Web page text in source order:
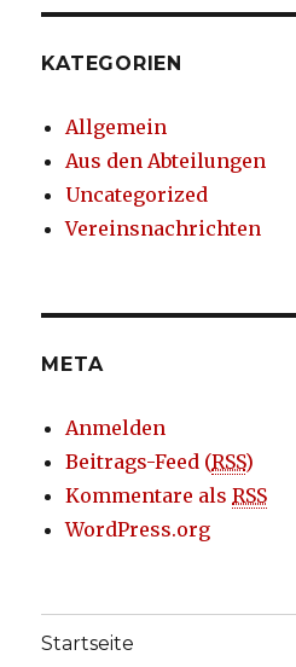
KATEGORIEN
Allgemein
Aus den Abteilungen
Uncategorized
Vereinsnachrichten
META
Anmelden
Beitrags-Feed (RSS)
Kommentare alsRSS
WordPress.org
Startseite